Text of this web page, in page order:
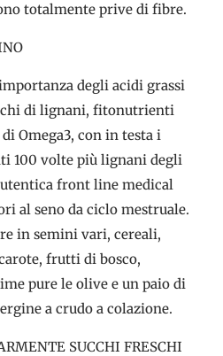
totalmente prive di fibre.
degli acidi grassi
di lignani, fitonutrienti
Omega3, con in testa i
100 volte più lignani degli
front line medical
al seno da ciclo mestruale.
in semini vari, cereali,
frutti di bosco,
pure le olive e un paio di
a crudo a colazione.
SUCCHI FRESCHI